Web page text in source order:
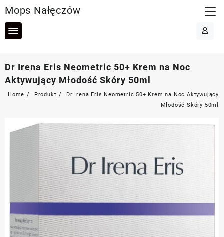
to
content
Mops Nałęczów
Dr Irena Eris Neometric 50+ Krem na Noc
Aktywujący Młodość Skóry 50ml
Home Produkt
Dr Irena Eris Neometric 50+ Krem na Noc Aktywujący
Młodość Skóry 50ml